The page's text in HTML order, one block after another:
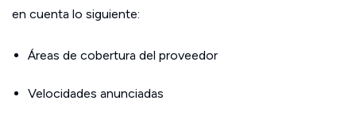
en cuenta lo siguiente:
Áreas de cobertura del proveedor
Velocidades anunciadas